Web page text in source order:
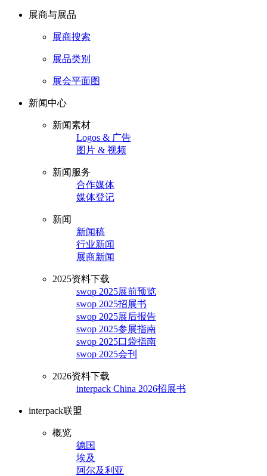
展商与展品
展商搜索
展品类别
展会平面图
新闻中心
新闻素材
Logos & 广告
图片 & 视频
新闻服务
合作媒体
媒体登记
新闻
新闻稿
行业新闻
展商新闻
2025资料下载
swop 2025展前预览
swop 2025招展书
swop 2025展后报告
swop 2025参展指南
swop 2025口袋指南
swop 2025会刊
2026资料下载
interpack China 2026招展书
interpack联盟
概览
德国
埃及
阿尔及利亚